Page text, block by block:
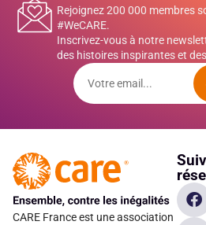
Rejoignez 200 000 membres
#WeCARE.
Inscrivez-vous à notre
des histoires inspirantes et
CARE France est une association